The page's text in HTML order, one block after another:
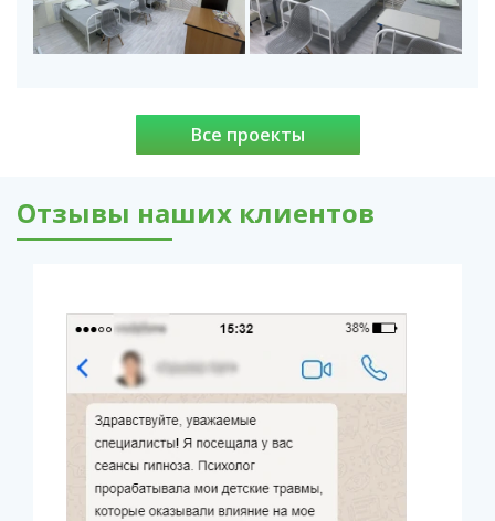
Все проекты
Отзывы наших клиентов